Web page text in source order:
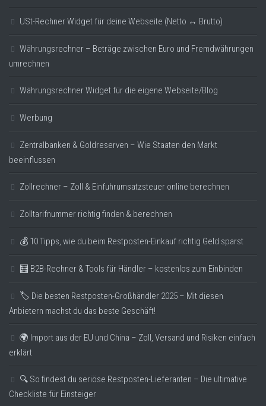
USt-Rechner Widget für deine Webseite (Netto ↔ Brutto)
Währungsrechner – Beträge zwischen Euro und Fremdwährungen
umrechnen
Währungsrechner Widget für die eigene Webseite/Blog
Werbung
Zentralbanken & Goldreserven – Wie Staaten den Markt
beeinflussen
Zollrechner – Zoll & Einfuhrumsatzsteuer online berechnen
Zolltarifnummer richtig finden & berechnen
💰 10 Tipps, wie du beim Restposten-Einkauf richtig Geld sparst
🧮 B2B-Rechner & Tools für Händler – kostenlos zum Einbinden
🏷️ Die besten Restposten-Großhändler 2025 – Mit diesen
Anbietern machst du das beste Geschäft!
🌍 Import aus der EU und China – Zoll, Versand und Risiken einfach
erklärt
🔍 So findest du seriöse Restposten-Lieferanten – Die ultimative
Checkliste für Einsteiger